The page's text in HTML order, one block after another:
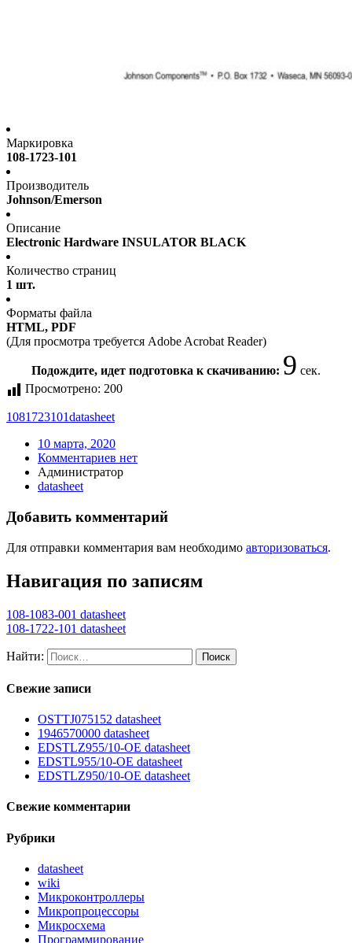
Маркировка
108-1723-101
Производитель
Johnson/Emerson
Описание
Electronic Hardware INSULATOR BLACK
Количество страниц
1 шт.
Форматы файла
HTML, PDF
(Для просмотра требуется Adobe Acrobat Reader)
Подождите, идет подготовка к скачиванию: 9 сек.
Просмотрено: 200
1081723101datasheet
10 марта, 2020
Комментариев нет
Администратор
datasheet
Добавить комментарий
Для отправки комментария вам необходимо авторизоваться.
Навигация по записям
108-1083-001 datasheet
108-1722-101 datasheet
Найти:
Свежие записи
OSTTJ075152 datasheet
1946570000 datasheet
EDSTLZ955/10-OE datasheet
EDSTL955/10-OE datasheet
EDSTLZ950/10-OE datasheet
Свежие комментарии
Рубрики
datasheet
wiki
Микроконтроллеры
Микропроцессоры
Микросхема
Программирование